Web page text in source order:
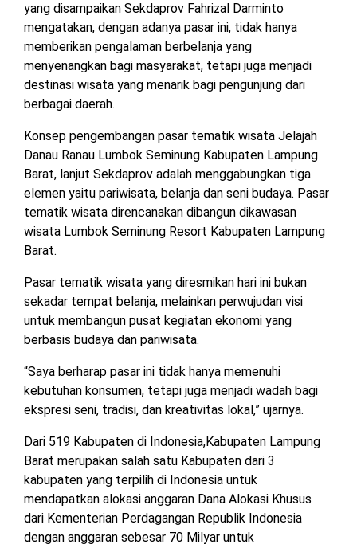
yang disampaikan Sekdaprov Fahrizal Darminto
mengatakan, dengan adanya pasar ini, tidak hanya
memberikan pengalaman berbelanja yang
menyenangkan bagi masyarakat, tetapi juga menjadi
destinasi wisata yang menarik bagi pengunjung dari
berbagai daerah.
Konsep pengembangan pasar tematik wisata Jelajah
Danau Ranau Lumbok Seminung Kabupaten Lampung
Barat, lanjut Sekdaprov adalah menggabungkan tiga
elemen yaitu pariwisata, belanja dan seni budaya. Pasar
tematik wisata direncanakan dibangun dikawasan
wisata Lumbok Seminung Resort Kabupaten Lampung
Barat.
Pasar tematik wisata yang diresmikan hari ini bukan
sekadar tempat belanja, melainkan perwujudan visi
untuk membangun pusat kegiatan ekonomi yang
berbasis budaya dan pariwisata.
“Saya berharap pasar ini tidak hanya memenuhi
kebutuhan konsumen, tetapi juga menjadi wadah bagi
ekspresi seni, tradisi, dan kreativitas lokal,” ujarnya.
Dari 519 Kabupaten di Indonesia,Kabupaten Lampung
Barat merupakan salah satu Kabupaten dari 3
kabupaten yang terpilih di Indonesia untuk
mendapatkan alokasi anggaran Dana Alokasi Khusus
dari Kementerian Perdagangan Republik Indonesia
dengan anggaran sebesar 70 Milyar untuk